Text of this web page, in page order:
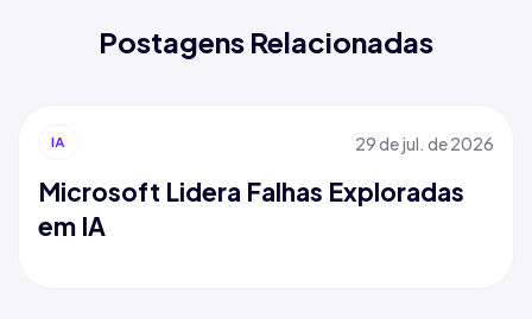
Postagens Relacionadas
IA 29 de jul. de 2026
Microsoft Lidera Falhas Exploradas
em IA